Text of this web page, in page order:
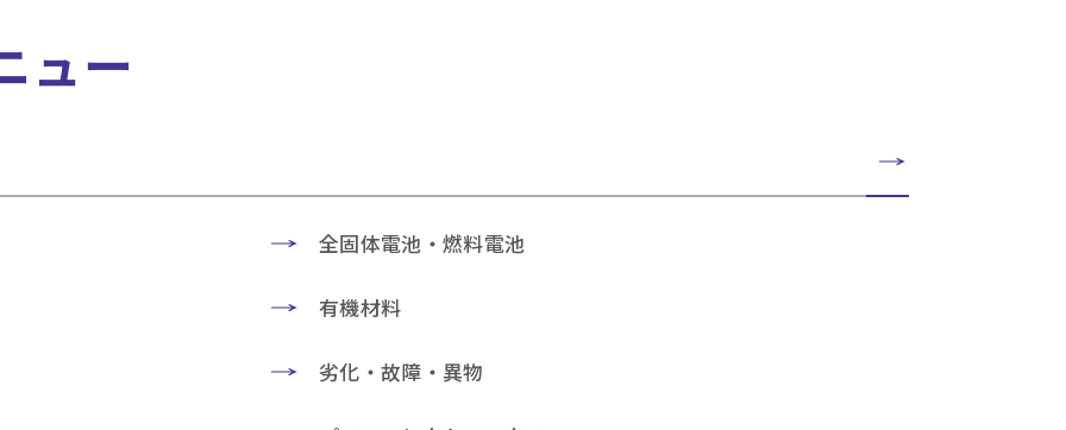
ュー
全固体電池・燃料電池
有機材料
劣化・故障・異物